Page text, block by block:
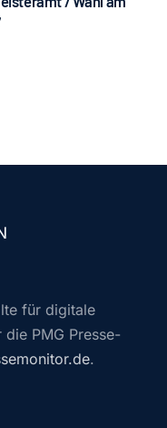
für digitale
PMG Presse-
.